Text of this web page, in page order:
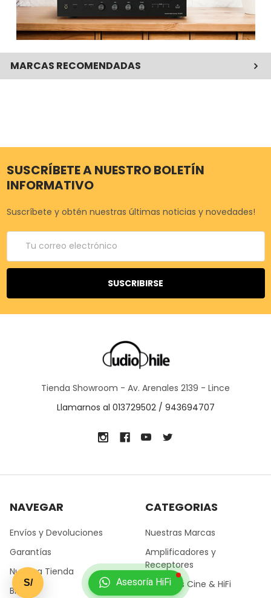
Asesoría HiFi
MARCAS RECOMENDADAS
SUSCRÍBETE A NUESTRO BOLETÍN
INFORMATIVO
Suscríbete y obtén nuestras últimas noticias y novedades!
Correo
electrónico
Tienda Showroom - Av. Arenales 2139 - Lince
Llamarnos al 013729502 / 943694707
NAVEGAR
Envíos y Devoluciones
Garantías
Nuestra Tienda
Blog
CATEGORIAS
Nuestras Marcas
Amplificadores y
Receptores
Parlantes Cine & HiFi
S/